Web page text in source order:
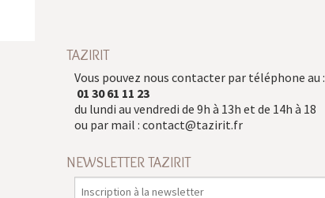
TAZIRIT
Vous pouvez nous contacter par téléphone au :
01 30 61 11 23
du lundi au vendredi de 9h à 13h et de 14h à 18
ou par mail : contact@tazirit.fr
NEWSLETTER TAZIRIT